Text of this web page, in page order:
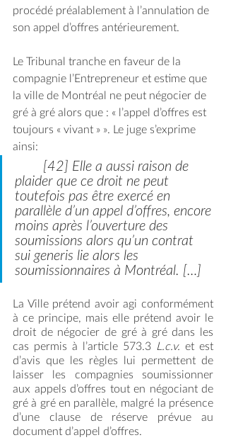
procédé préalablement à l’annulation de
son appel d’offres antérieurement.
Le Tribunal tranche en faveur de la
compagnie l’Entrepreneur et estime que
la ville de Montréal ne peut négocier de
gré à gré alors que : « l’appel d’offres est
toujours « vivant » ». Le juge s’exprime
ainsi:
plaider que ce droit ne peut
toutefois pas être exercé en
parallèle d’un appel d’offres, encore
moins après l’ouverture des
soumissions alors qu’un contrat
sui generis lie alors les
soumissionnaires à Montréal. […]
La Ville prétend avoir agi conformément
à ce principe, mais elle prétend avoir le
droit de négocier de gré à gré dans les
cas permis à l’article 573.3 L.c.v. et est
d’avis que les règles lui permettent de
laisser les compagnies soumissionner
aux appels d’offres tout en négociant de
gré à gré en parallèle, malgré la présence
d’une clause de réserve prévue au
document d’appel d’offres.